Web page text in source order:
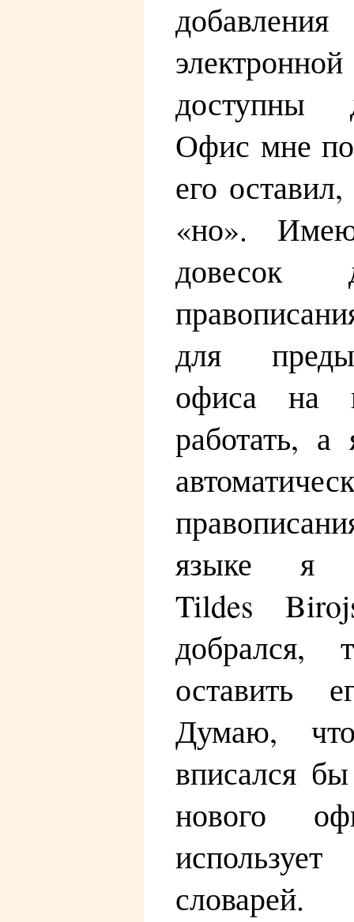
доступны
Офис мне
его
«но».
довесок
для
офиса на
работать,
языке я
Tildes
добрался,
оставить
Думаю,
вписался
нового
словарей.